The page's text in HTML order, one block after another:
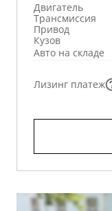
Двигатель
Трансмиссия
Привод
Кузов
Авто на складе
Лизинг платеж